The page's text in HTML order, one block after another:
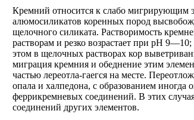
Кремний относится к слабо мигрирующим
алюмосиликатов коренных пород
щелочного силиката. Растворимость
растворам и резко возрастает при рН
этом в щелочных растворах кор
миграция кремния и обеднение этим
частью лереотла-гаегся на месте.
опала и халпедона, с образованием
феррикремневых соединений. В этих
соединений других элементов.